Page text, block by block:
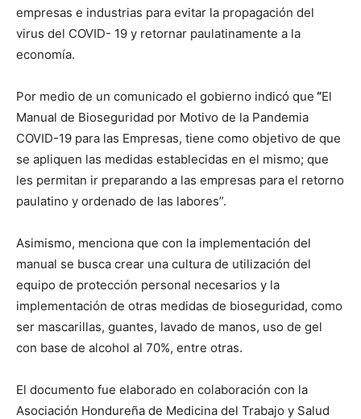
empresas e industrias para evitar la propagación del
virus del COVID- 19 y retornar paulatinamente a la
economía.
Por medio de un comunicado el gobierno indicó que “El
Manual de Bioseguridad por Motivo de la Pandemia
COVID-19 para las Empresas, tiene como objetivo de que
se apliquen las medidas establecidas en el mismo; que
les permitan ir preparando a las empresas para el retorno
paulatino y ordenado de las labores”.
Asimismo, menciona que con la implementación del
manual se busca crear una cultura de utilización del
equipo de protección personal necesarios y la
implementación de otras medidas de bioseguridad, como
ser mascarillas, guantes, lavado de manos, uso de gel
con base de alcohol al 70%, entre otras.
El documento fue elaborado en colaboración con la
Asociación Hondureña de Medicina del Trabajo y Salud